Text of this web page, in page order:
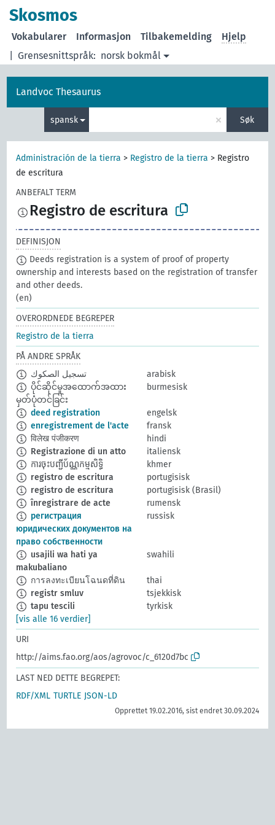
Skosmos
Grensesnittspråk: norsk bokmål
Vokabularer Informasjon Tilbakemelding Hjelp
Landvoc Thesaurus
spansk × Søk
Administración de la tierra > Registro de la tierra > Registro
de escritura
ANBEFALT TERM
Registro de escritura
DEFINISJON
Deeds registration is a system of proof of property
ownership and interests based on the registration of transfer
and other deeds.
(en)
OVERORDNEDE BEGREPER
Registro de la tierra
PÅ ANDRE SPRÅK
تسجيل الصكوك
arabisk
ပိုင်ဆိုင်မှုအထောက်အထား
မှတ်ပုံတင်ခြင်း
burmesisk
deed registration
engelsk
enregistrement de l'acte
fransk
विलेख पंजीकरण
hindi
Registrazione di un atto
italiensk
ការចុះបញ្ជីប័ណ្ណកម្មសិទ្ធិ
khmer
registro de escritura
portugisisk
registro de escritura
portugisisk (Brasil)
înregistrare de acte
rumensk
регистрация
юридических документов на
право собственности
russisk
usajili wa hati ya
makubaliano
swahili
การลงทะเบียนโฉนดที่ดิน
thai
registr smluv
tsjekkisk
tapu tescili
tyrkisk
[vis alle 16 verdier]
URI
http://aims.fao.org/aos/agrovoc/c_6120d7bc
LAST NED DETTE BEGREPET:
RDF/XML TURTLE JSON-LD
Opprettet 19.02.2016, sist endret 30.09.2024